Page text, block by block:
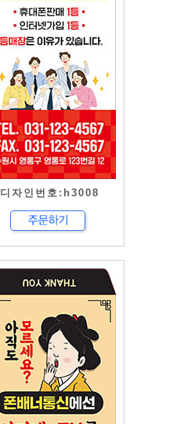
디자인번호:h3008